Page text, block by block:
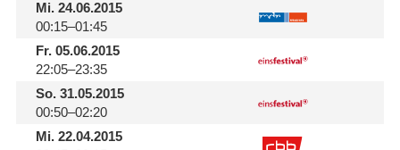
Mi.24.06.2015
00:15–01:45
Fr.05.06.2015
22:05–23:35
So.31.05.2015
00:50–02:20
Mi.22.04.2015